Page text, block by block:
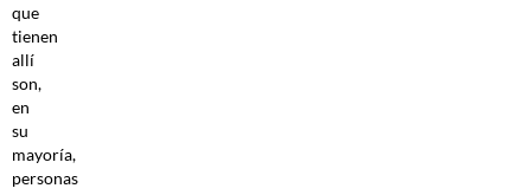
que
tienen
allí
son,
en
su
mayoría,
personas